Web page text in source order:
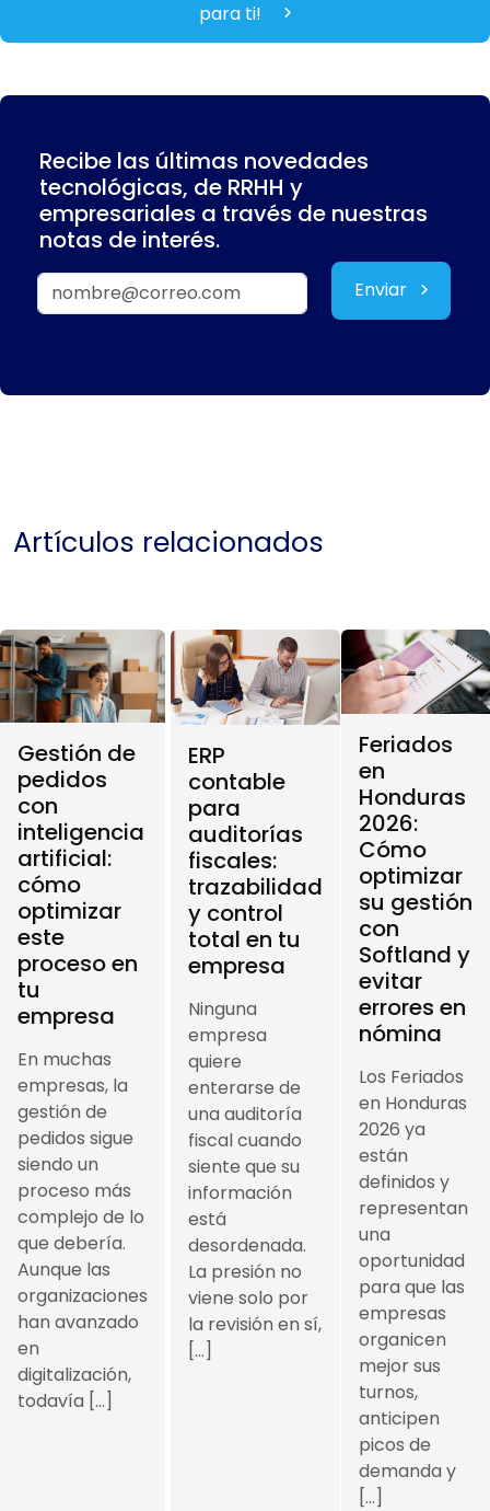
para ti!
Recibe las últimas novedades
tecnológicas, de RRHH y
empresariales a través de nuestras
notas de interés.
Enviar
Artículos relacionados
Gestión de
pedidos
con
inteligencia
artificial:
cómo
optimizar
este
proceso en
tu
empresa
En muchas
empresas, la
gestión de
pedidos sigue
siendo un
proceso más
complejo de lo
que debería.
Aunque las
organizaciones
han avanzado
en
digitalización,
todavía […]
ERP
contable
para
auditorías
fiscales:
trazabilidad
y control
total en tu
empresa
Ninguna
empresa
quiere
enterarse de
una auditoría
fiscal cuando
siente que su
información
está
desordenada.
La presión no
viene solo por
la revisión en sí,
[…]
Feriados
en
Honduras
2026:
Cómo
optimizar
su gestión
con
Softland y
evitar
errores en
nómina
Los Feriados
en Honduras
2026 ya
están
definidos y
representan
una
oportunidad
para que las
empresas
organicen
mejor sus
turnos,
anticipen
picos de
demanda y
[…]